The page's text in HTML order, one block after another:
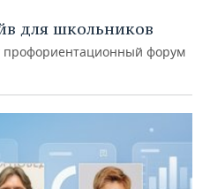
для школьников
профориентационный форум